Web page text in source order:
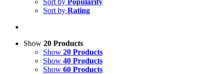
Sort by Rating
Show 20 Products
Show 20 Products
Show 40 Products
Show 60 Products